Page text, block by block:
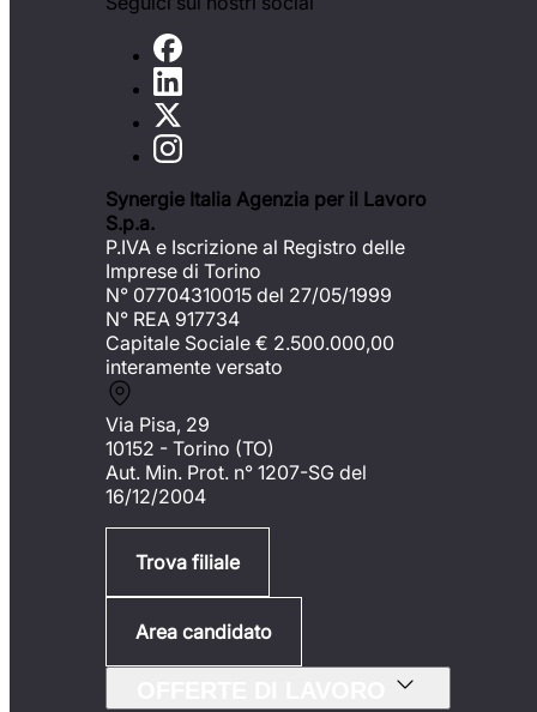
Synergie Italia Agenzia per il Lavoro
S.p.a.
P.IVA e Iscrizione al Registro delle
Imprese di Torino
N° 07704310015 del 27/05/1999
N° REA 917734
Capitale Sociale € 2.500.000,00
interamente versato
Via Pisa, 29
10152 - Torino (TO)
Aut. Min. Prot. n° 1207-SG del
16/12/2004
Trova filiale
Area candidato